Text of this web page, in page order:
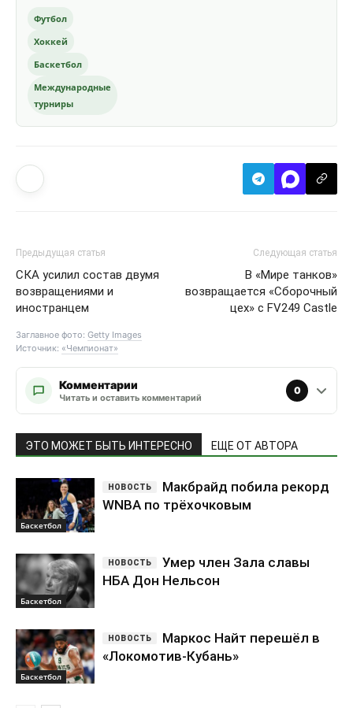
Футбол
Хоккей
Баскетбол
Международные
турниры
Предыдущая статья
СКА усилил состав двумя
возвращениями и
иностранцем
Следующая статья
В «Мире танков»
возвращается «Сборочный
цех» с FV249 Castle
Заглавное фото: Getty Images
Источник: «Чемпионат»
Комментарии
Читать и оставить комментарий
0
ЭТО МОЖЕТ БЫТЬ ИНТЕРЕСНО ЕЩЕ ОТ АВТОРА
Баскетбол
Макбрайд побила рекорд
WNBA по трёхочковым
Баскетбол
Умер член Зала славы
НБА Дон Нельсон
Баскетбол
Маркос Найт перешёл в
«Локомотив-Кубань»